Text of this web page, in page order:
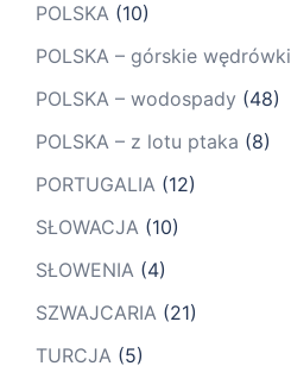
POLSKA (10)
POLSKA – górskie wędrówki
POLSKA – wodospady (48)
POLSKA – z lotu ptaka (8)
PORTUGALIA (12)
SŁOWACJA (10)
SŁOWENIA (4)
SZWAJCARIA (21)
TURCJA (5)